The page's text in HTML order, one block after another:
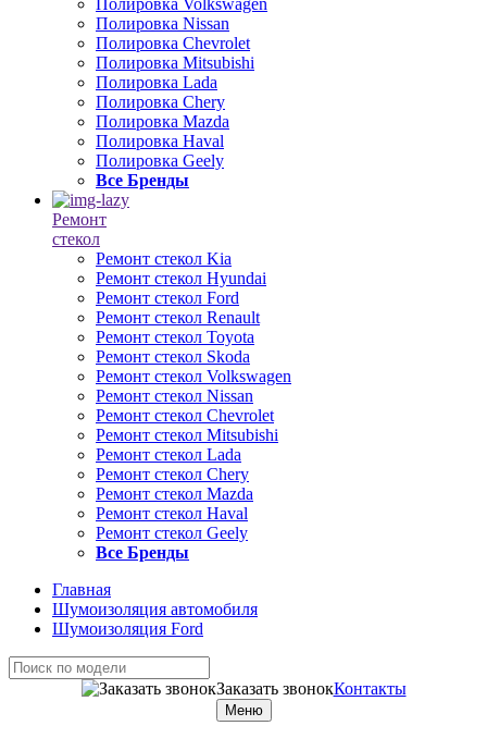
Полировка Volkswagen
Полировка Nissan
Полировка Chevrolet
Полировка Mitsubishi
Полировка Lada
Полировка Chery
Полировка Mazda
Полировка Haval
Полировка Geely
Все Бренды
Ремонт
стекол
Ремонт стекол Kia
Ремонт стекол Hyundai
Ремонт стекол Ford
Ремонт стекол Renault
Ремонт стекол Toyota
Ремонт стекол Skoda
Ремонт стекол Volkswagen
Ремонт стекол Nissan
Ремонт стекол Chevrolet
Ремонт стекол Mitsubishi
Ремонт стекол Lada
Ремонт стекол Chery
Ремонт стекол Mazda
Ремонт стекол Haval
Ремонт стекол Geely
Все Бренды
Главная
Шумоизоляция автомобиля
Шумоизоляция Ford
Заказать звонокКонтакты
Меню